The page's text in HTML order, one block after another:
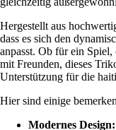
Hergestellt aus
dass es sich den
anpasst. Ob für ein
mit Freunden, dieses
Unterstützung für die
Hier sind einige
Modernes Design: